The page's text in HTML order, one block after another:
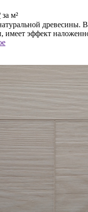
Текущая
цена:
1
790,00 ₽.
за м²
древесины.
имеет эффект